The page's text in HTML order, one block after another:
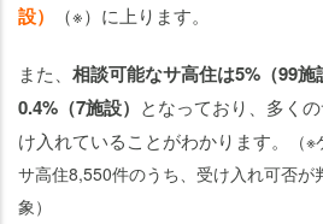
認
知
症
の
方
が
設）
（※）に上ります。
また、 相談可能なサ高住は5%（99施
0.4%（7施設） となっており、多く
け入れていることがわかります。
（
サ高住8,550件のうち、受け入れ可否が
象）